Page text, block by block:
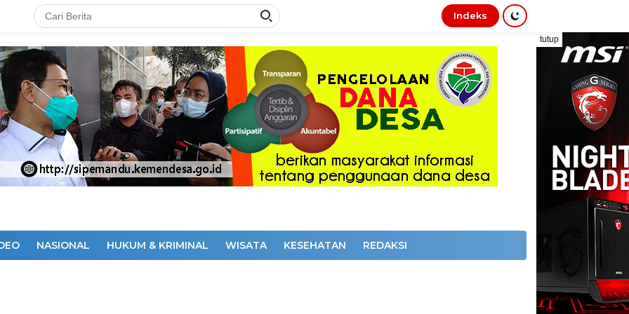
Indeks
tutup
NASIONAL HUKUM & KRIMINAL WISATA KESEHATAN REDAKSI